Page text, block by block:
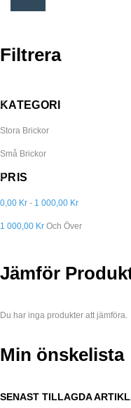
Filtrera
KATEGORI
Stora Brickor
Små Brickor
PRIS
0,00 Kr - 1 000,00 Kr
1 000,00 Kr Och Över
Jämför
Du har inga produkter att jämföra.
Min önskelista
SENAST TILLAGDA